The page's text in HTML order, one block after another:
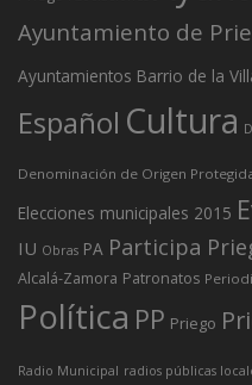
Ayuntamiento de
Ayuntamientos Barrio de la
Español Cultura
Denominación de Origen
Elecciones municipales 2015
IU Obras PA Participa
Alcalá-Zamora Patronatos
Política PP Priego
Radio Municipal radios públicas